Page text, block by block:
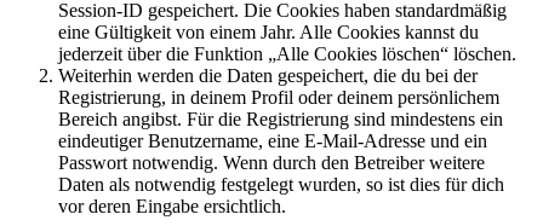
Session-ID gespeichert. Die Cookies haben standardmäßig
eine Gültigkeit von einem Jahr. Alle Cookies kannst du
jederzeit über die Funktion „Alle Cookies löschen“ löschen.
Weiterhin werden die Daten gespeichert, die du bei der
Registrierung, in deinem Profil oder deinem persönlichem
Bereich angibst. Für die Registrierung sind mindestens ein
eindeutiger Benutzername, eine E-Mail-Adresse und ein
Passwort notwendig. Wenn durch den Betreiber weitere
Daten als notwendig festgelegt wurden, so ist dies für dich
vor deren Eingabe ersichtlich.